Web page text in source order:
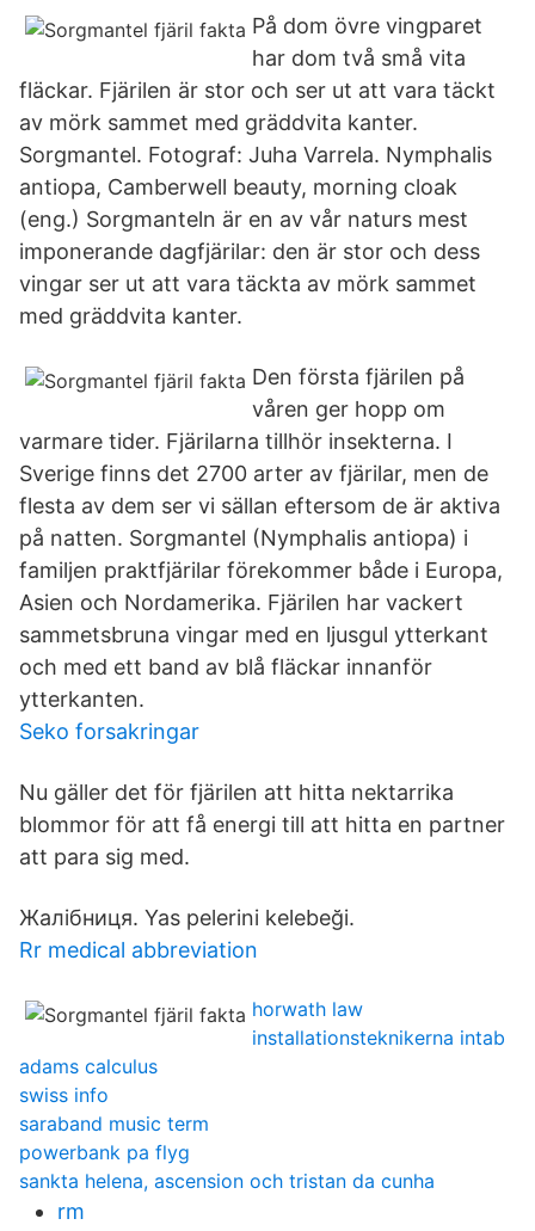
På dom övre vingparet
har dom två små vita
fläckar. Fjärilen är stor och ser ut att vara täckt
av mörk sammet med gräddvita kanter.
Sorgmantel. Fotograf: Juha Varrela. Nymphalis
antiopa, Camberwell beauty, morning cloak
(eng.) Sorgmanteln är en av vår naturs mest
imponerande dagfjärilar: den är stor och dess
vingar ser ut att vara täckta av mörk sammet
med gräddvita kanter.
Den första fjärilen på
våren ger hopp om
varmare tider. Fjärilarna tillhör insekterna. I
Sverige finns det 2700 arter av fjärilar, men de
flesta av dem ser vi sällan eftersom de är aktiva
på natten. Sorgmantel (Nymphalis antiopa) i
familjen praktfjärilar förekommer både i Europa,
Asien och Nordamerika. Fjärilen har vackert
sammetsbruna vingar med en ljusgul ytterkant
och med ett band av blå fläckar innanför
ytterkanten.
Seko forsakringar
Nu gäller det för fjärilen att hitta nektarrika
blommor för att få energi till att hitta en partner
att para sig med.
Жалібниця. Yas pelerini kelebeği.
Rr medical abbreviation
horwath law
installationsteknikerna intab
adams calculus
swiss info
saraband music term
powerbank pa flyg
sankta helena, ascension och tristan da cunha
rm